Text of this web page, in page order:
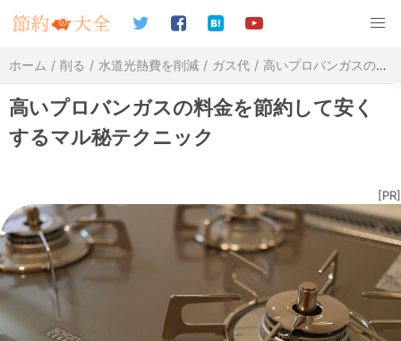
ホーム 削る 水道光熱費を削減 ガス代 高いプロバンガスの料金を節約して安くするマル秘テクニック
高いプロバンガスの料金を節約して安く
するマル秘テクニック
[PR]